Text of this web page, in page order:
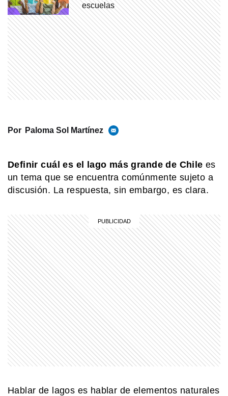
Por Paloma Sol Martínez
Definir cuál es el lago más grande de Chile es
un tema que se encuentra comúnmente sujeto a
discusión. La respuesta, sin embargo, es clara.
Hablar de lagos es hablar de elementos naturales
escuelas
MI PAIS
¿Sabías que Yrigoyen y Alem eran
familia? Esta es su historia
PARA TUS TAREAS
Energía: qué es, qué tipos existen y
Manuel Belgrano
que inventó la salsa golf en Mar del
Plata
MI PAIS
Shincal de Quimivil: la increíble
ciudad incaica de Catamarca que
sigue asombrando
MI PAIS
¿Cuándo y dónde nació José de San
Martín?
festival que cambió la música